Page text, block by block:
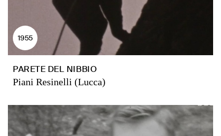
1955
PARETE DEL NIBBIO
Piani Resinelli (Lucca)